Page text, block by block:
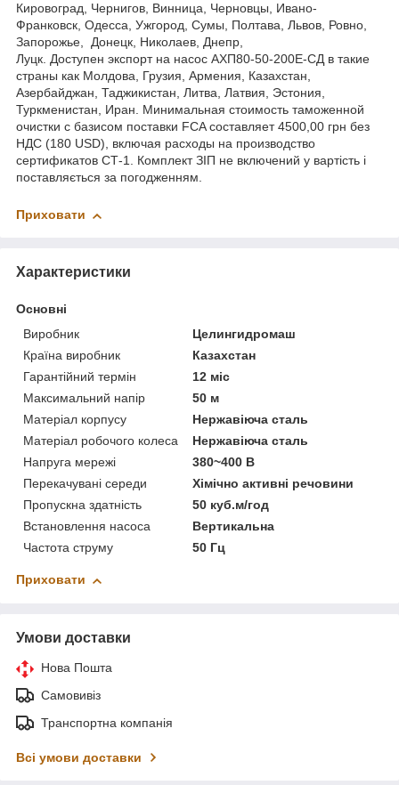
Кировоград, Чернигов, Винница, Черновцы, Ивано-
Франковск, Одесса, Ужгород, Сумы, Полтава, Львов, Ровно,
Запорожье, Донецк, Николаев, Днепр,
Луцк. Доступен экспорт на насос АХП80-50-200Е-СД в такие
страны как Молдова, Грузия, Армения, Казахстан,
Азербайджан, Таджикистан, Литва, Латвия, Эстония,
Туркменистан, Иран. Минимальная стоимость таможенной
очистки с базисом поставки FCA составляет 4500,00 грн без
НДС (180 USD), включая расходы на производство
сертификатов СТ-1. Комплект ЗІП не включений у вартість і
поставляється за погодженням.
Приховати
Характеристики
Основні
Виробник
Целингидромаш
Країна виробник
Казахстан
Гарантійний термін
12 міс
Максимальний напір
50 м
Матеріал корпусу
Нержавіюча сталь
Матеріал робочого колеса
Нержавіюча сталь
Напруга мережі
380~400 В
Перекачувані середи
Хімічно активні речовини
Пропускна здатність
50 куб.м/год
Встановлення насоса
Вертикальна
Частота струму
50 Гц
Приховати
Умови доставки
Нова Пошта
Самовивіз
Транспортна компанія
Всі умови доставки